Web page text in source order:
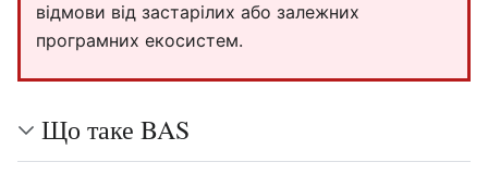
відмови від застарілих або залежних
програмних екосистем.
Що таке BAS